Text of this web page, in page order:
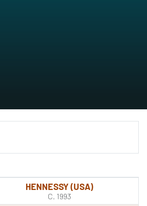
HENNESSY (USA)
C. 1993